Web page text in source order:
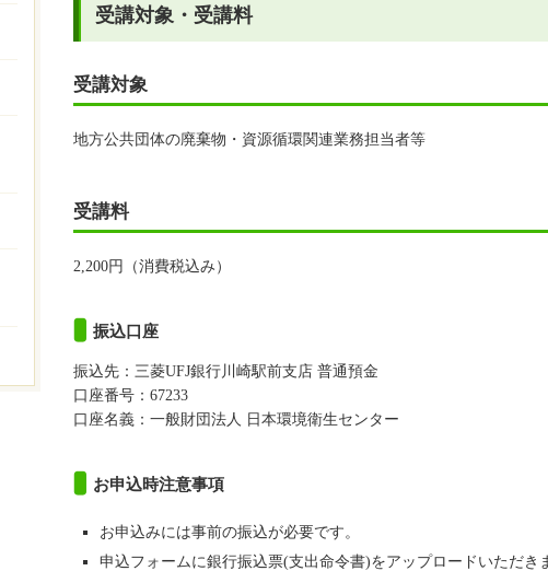
受講対象・受講料
受講対象
地方公共団体の廃棄物・資源循環関連業務担当者等
受講料
2,200円（消費税込み）
振込口座
振込先：三菱UFJ銀行川崎駅前支店 普通預金
口座番号：67233
口座名義：一般財団法人 日本環境衛生センター
お申込時注意事項
お申込みには事前の振込が必要です。
申込フォームに銀行振込票(支出命令書)をアップロードいただき